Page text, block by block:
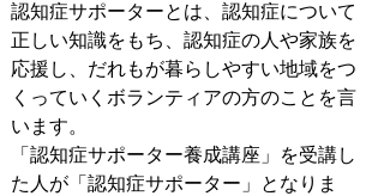
認知症サポーターとは、認知症について
正しい知識をもち、認知症の人や家族を
応援し、だれもが暮らしやすい地域をつ
くっていくボランティアの方のことを言
います。
「認知症サポーター養成講座」を受講し
た人が「認知症サポーター」となりま